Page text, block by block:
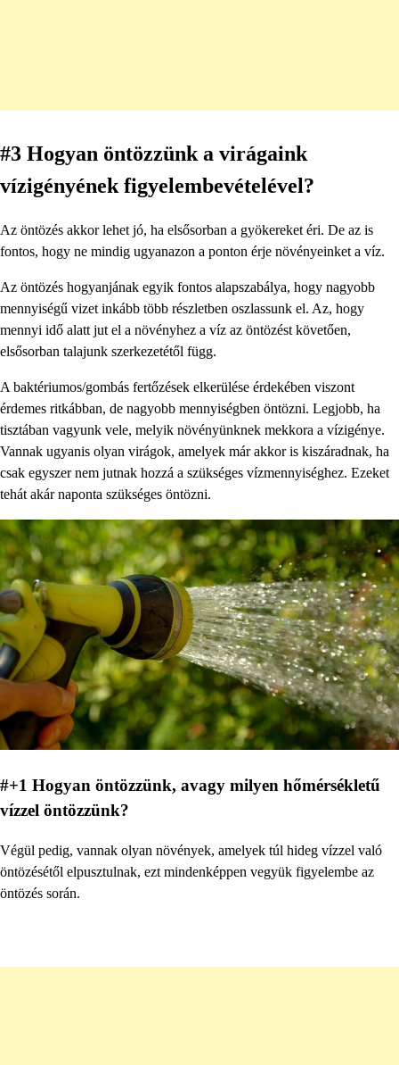
#3 Hogyan öntözzünk a virágaink
vízigényének figyelembevételével?
Az öntözés akkor lehet jó, ha elsősorban a gyökereket éri. De az is
fontos, hogy ne mindig ugyanazon a ponton érje növényeinket a víz.
Az öntözés hogyanjának egyik fontos alapszabálya, hogy nagyobb
mennyiségű vizet inkább több részletben oszlassunk el. Az, hogy
mennyi idő alatt jut el a növényhez a víz az öntözést követően,
elsősorban talajunk szerkezetétől függ.
A baktériumos/gombás fertőzések elkerülése érdekében viszont
érdemes ritkábban, de nagyobb mennyiségben öntözni. Legjobb, ha
tisztában vagyunk vele, melyik növényünknek mekkora a vízigénye.
Vannak ugyanis olyan virágok, amelyek már akkor is kiszáradnak, ha
csak egyszer nem jutnak hozzá a szükséges vízmennyiséghez. Ezeket
tehát akár naponta szükséges öntözni.
#+1 Hogyan öntözzünk, avagy milyen hőmérsékletű
vízzel öntözzünk?
Végül pedig, vannak olyan növények, amelyek túl hideg vízzel való
öntözésétől elpusztulnak, ezt mindenképpen vegyük figyelembe az
öntözés során.